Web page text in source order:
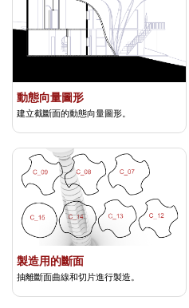
動態向量圖形
建立截斷面的動態向量圖形。
製造用的斷面
抽離斷面曲線和切片進行製造。